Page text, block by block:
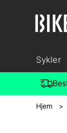
Sykler
Hjem >